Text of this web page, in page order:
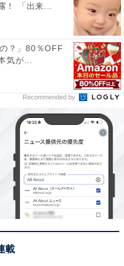
！ 「出来...
？」80％OFF
気が...
Recommended by
載